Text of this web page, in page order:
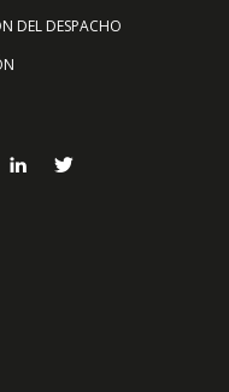
DEL DESPACHO